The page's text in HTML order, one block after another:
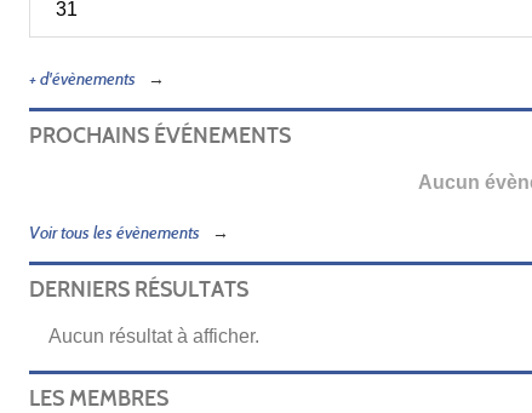
31
+ d'évènements
PROCHAINS ÉVÉNEMENTS
Aucun
Voir tous les évènements
DERNIERS RÉSULTATS
Aucun résultat à afficher.
LES MEMBRES